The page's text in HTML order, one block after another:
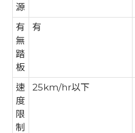
源
有
無
踏
板
有
速
度
限
制
25km/hr以下